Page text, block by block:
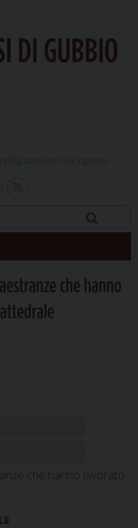
DI GUBBIO
che hanno
che hanno lavorato